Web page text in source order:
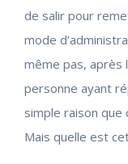
de salir pour
mode
même pas, après
personne ayant
simple raison que
Mais quelle est